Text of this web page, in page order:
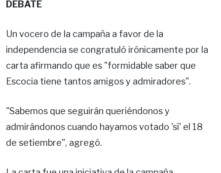
DEBATE
Un vocero de la campaña a favor de la
independencia se congratuló irónicamente por la
carta afirmando que es "formidable saber que
Escocia tiene tantos amigos y admiradores".
"Sabemos que seguirán queriéndonos y
admirándonos cuando hayamos votado 'sí' el 18
de setiembre", agregó.